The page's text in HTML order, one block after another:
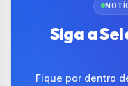
Siga a
Fique por dentro